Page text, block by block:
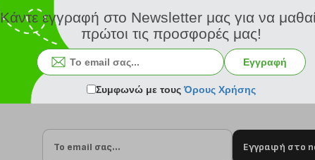
Εγγραφή στο
Κάντε εγγραφή στο Newsletter μας για να
πρώτοι τις προσφορές μας!
Εγγραφή
Συμφωνώ με τουςΌρους Χρήσης